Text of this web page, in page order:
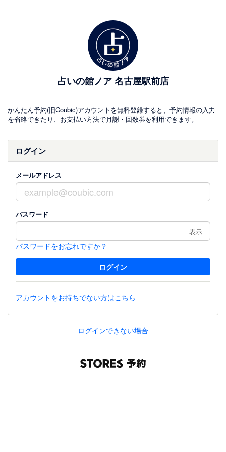
占いの館ノア 名古屋駅前店
かんたん予約(旧Coubic)アカウントを無料登録すると、予約情報の入力
を省略できたり、お支払い方法で月謝・回数券を利用できます。
ログイン
メールアドレス
パスワード
表示
パスワードをお忘れですか？
アカウントをお持ちでない方はこちら
ログインできない場合